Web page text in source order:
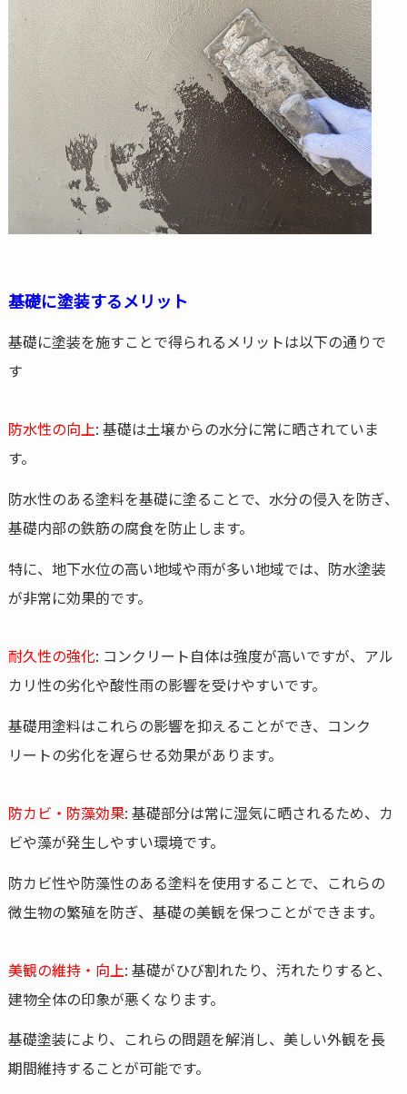
基礎に塗装するメリット
基礎に塗装を施すことで得られるメリットは以下の通りで
す
防水性の向上: 基礎は土壌からの水分に常に晒されていま
す。
防水性のある塗料を基礎に塗ることで、水分の侵入を防ぎ、
基礎内部の鉄筋の腐食を防止します。
特に、地下水位の高い地域や雨が多い地域では、防水塗装
が非常に効果的です。
耐久性の強化: コンクリート自体は強度が高いですが、アル
カリ性の劣化や酸性雨の影響を受けやすいです。
基礎用塗料はこれらの影響を抑えることができ、コンク
リートの劣化を遅らせる効果があります。
防カビ・防藻効果: 基礎部分は常に湿気に晒されるため、カ
ビや藻が発生しやすい環境です。
防カビ性や防藻性のある塗料を使用することで、これらの
微生物の繁殖を防ぎ、基礎の美観を保つことができます。
美観の維持・向上: 基礎がひび割れたり、汚れたりすると、
建物全体の印象が悪くなります。
基礎塗装により、これらの問題を解消し、美しい外観を長
期間維持することが可能です。